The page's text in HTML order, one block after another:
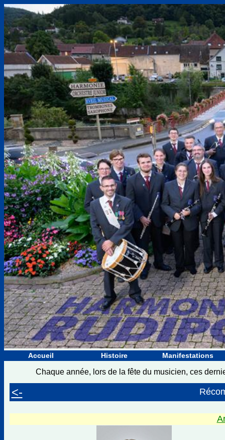
Accueil Histoire Manifestations
Chaque année, lors de la fête du musicien, ces
<-